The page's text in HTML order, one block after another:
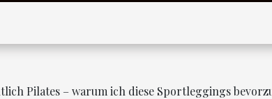
Pilates – warum ich diese Sportleggings